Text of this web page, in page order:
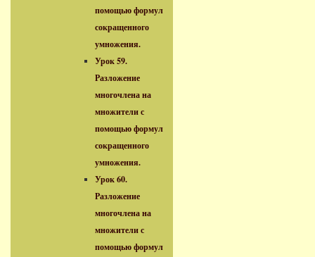
помощью формул
сокращенного
умножения.
Урок 59.
Разложение
многочлена на
множители с
помощью формул
сокращенного
умножения.
Урок 60.
Разложение
многочлена на
множители с
помощью формул